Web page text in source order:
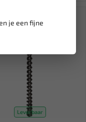
je een fijne
Leverbaar